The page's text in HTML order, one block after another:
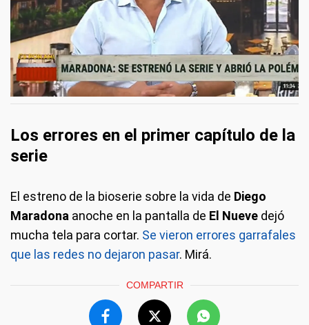
Los errores en el primer capítulo de la
serie
El estreno de la bioserie sobre la vida de Diego
Maradona anoche en la pantalla de El Nueve dejó
mucha tela para cortar. Se vieron errores garrafales
que las redes no dejaron pasar. Mirá.
COMPARTIR